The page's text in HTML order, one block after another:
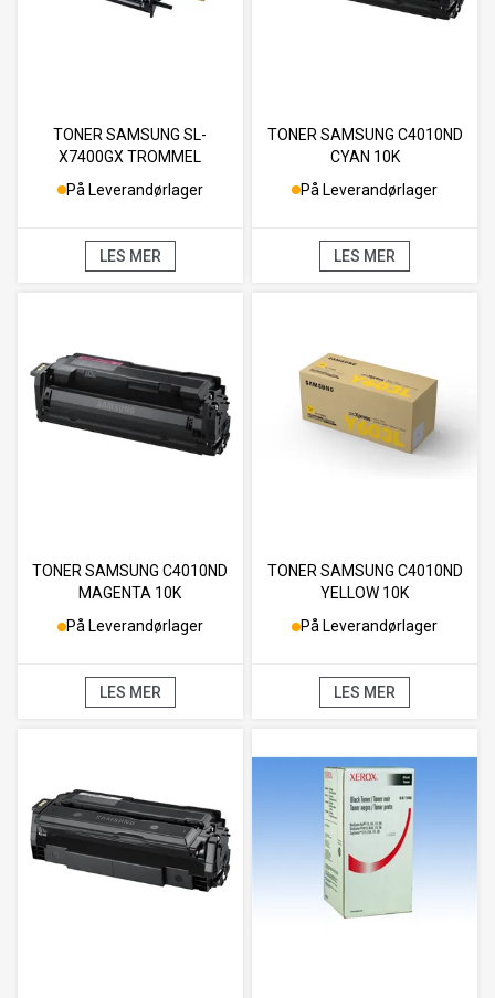
TONER SAMSUNG SL-
X7400GX TROMMEL
COLOUR 180K
På Leverandørlager
LES MER
TONER SAMSUNG C4010ND
CYAN 10K
På Leverandørlager
LES MER
TONER SAMSUNG C4010ND
MAGENTA 10K
På Leverandørlager
LES MER
TONER SAMSUNG C4010ND
YELLOW 10K
På Leverandørlager
LES MER